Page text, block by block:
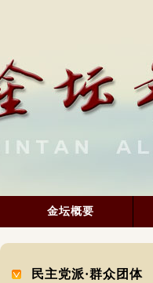
金坛概要
民主党派·群众团体